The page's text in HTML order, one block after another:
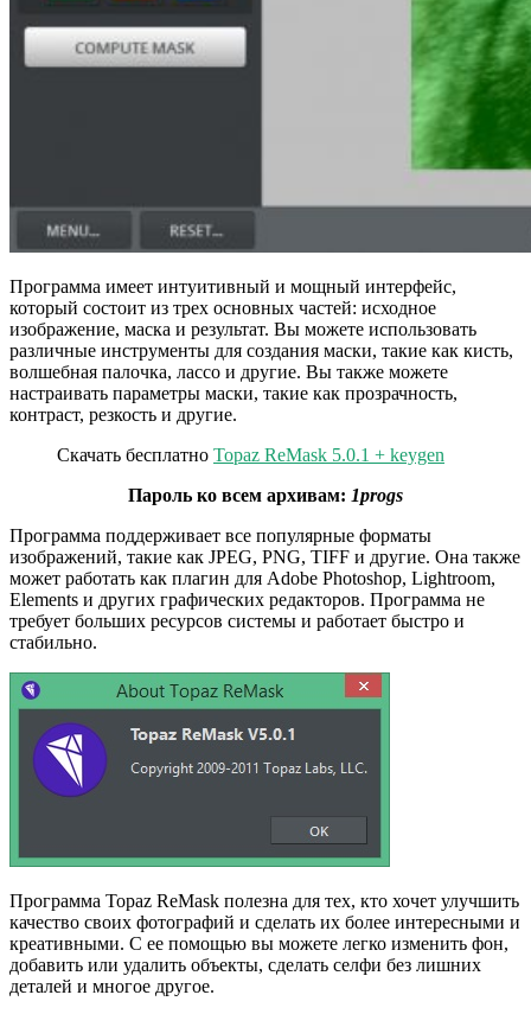
Программа имеет интуитивный и мощный интерфейс,
который состоит из трех основных частей: исходное
изображение, маска и результат. Вы можете использовать
различные инструменты для создания маски, такие как кисть,
волшебная палочка, лассо и другие. Вы также можете
настраивать параметры маски, такие как прозрачность,
контраст, резкость и другие.
Скачать бесплатно Topaz ReMask 5.0.1 + keygen
Пароль ко всем архивам: 1progs
Программа поддерживает все популярные форматы
изображений, такие как JPEG, PNG, TIFF и другие. Она также
может работать как плагин для Adobe Photoshop, Lightroom,
Elements и других графических редакторов. Программа не
требует больших ресурсов системы и работает быстро и
стабильно.
Программа Topaz ReMask полезна для тех, кто хочет улучшить
качество своих фотографий и сделать их более интересными и
креативными. С ее помощью вы можете легко изменить фон,
добавить или удалить объекты, сделать селфи без лишних
деталей и многое другое.